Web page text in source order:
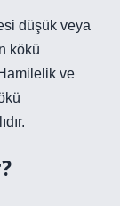
düşük veya
kökü
ve